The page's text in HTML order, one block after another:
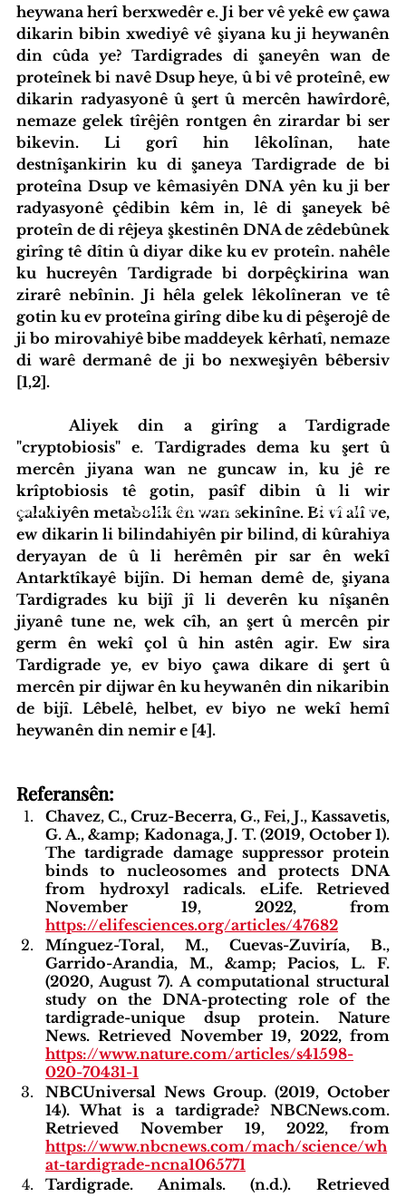
heywana herî berxwedêr e. Ji ber vê yekê ew çawa
dikarin bibin xwediyê vê şiyana ku ji heywanên
din cûda ye? Tardigrades di şaneyên wan de
proteînek bi navê Dsup heye, û bi vê proteînê, ew
dikarin radyasyonê û şert û mercên hawîrdorê,
nemaze gelek tîrêjên rontgen ên zirardar bi ser
bikevin. Li gorî hin lêkolînan, hate
destnîşankirin ku di şaneya Tardigrade de bi
proteîna Dsup ve kêmasiyên DNA yên ku ji ber
radyasyonê çêdibin kêm in, lê di şaneyek bê
proteîn de di rêjeya şkestinên DNA de zêdebûnek
girîng tê dîtin û diyar dike ku ev proteîn. nahêle
ku hucreyên Tardigrade bi dorpêçkirina wan
zirarê nebînin. Ji hêla gelek lêkolîneran ve tê
gotin ku ev proteîna girîng dibe ku di pêşerojê de
ji bo mirovahiyê bibe maddeyek kêrhatî, nemaze
di warê dermanê de ji bo nexweşiyên bêbersiv
[1,2].
"cryptobiosis" e. Tardigrades dema ku şert û
mercên jiyana wan ne guncaw in, ku jê re
krîptobiosis tê gotin, pasîf dibin û li wir
çalakiyên metabolîk ên wan sekinîne. Bi vî alî ve,
ew dikarin li bilindahiyên pir bilind, di kûrahiya
deryayan de û li herêmên pir sar ên wekî
Antarktîkayê bijîn. Di heman demê de, şiyana
Tardigrades ku bijî jî li deverên ku nîşanên
jiyanê tune ne, wek cîh, an şert û mercên pir
germ ên wekî çol û hin astên agir. Ew sira
Tardigrade ye, ev biyo çawa dikare di şert û
mercên pir dijwar ên ku heywanên din nikaribin
de bijî. Lêbelê, helbet, ev biyo ne wekî hemî
heywanên din nemir e [4].
Referansên:
Chavez, C., Cruz-Becerra, G., Fei, J., Kassavetis,
G. A., &amp; Kadonaga, J. T. (2019, October 1).
The tardigrade damage suppressor protein
binds to nucleosomes and protects DNA
from hydroxyl radicals. eLife. Retrieved
https://elifesciences.org/articles/47682
Mínguez-Toral, M., Cuevas-Zuviría, B.,
Garrido-Arandia, M., &amp; Pacios, L. F.
(2020, August 7). A computational structural
study on the DNA-protecting role of the
tardigrade-unique dsup protein. Nature
https://www.nature.com/articles/s41598-
020-70431-1
NBCUniversal News Group. (2019, October
14). What is a tardigrade? NBCNews.com.
Retrieved November 19, 2022, from
https://www.nbcnews.com/mach/science/wh
at-tardigrade-ncna1065771
Tardigrade. Animals. (n.d.). Retrieved
Hub Standardên Weşanê Tevlî bibin